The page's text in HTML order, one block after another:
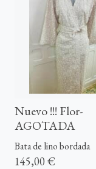
Nuevo !!! Flor-
AGOTADA
Bata de lino bordada
145,00 €